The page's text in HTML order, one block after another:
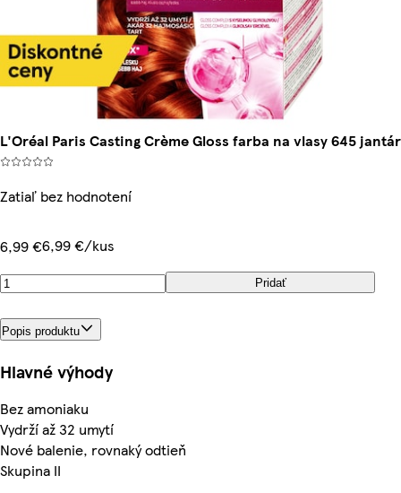
L'Oréal Paris Casting Crème Gloss farba na vlasy 645 jantár
Zatiaľ bez hodnotení
6,99 €6,99 €/kus
Pridať
Popis produktu
Hlavné výhody
Bez amoniaku
Vydrží až 32 umytí
Nové balenie, rovnaký odtieň
Skupina II